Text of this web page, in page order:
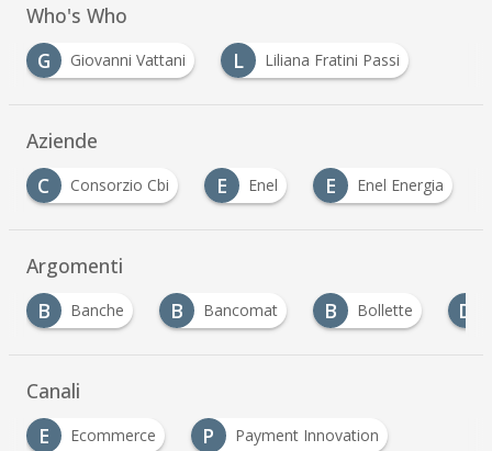
Who's Who
G
Giovanni Vattani L Liliana Fratini Passi
Aziende
C
Consorzio Cbi E Enel E Enel Energia
Argomenti
B
Banche B Bancomat B Bollette D
Canali
E
Ecommerce P Payment Innovation